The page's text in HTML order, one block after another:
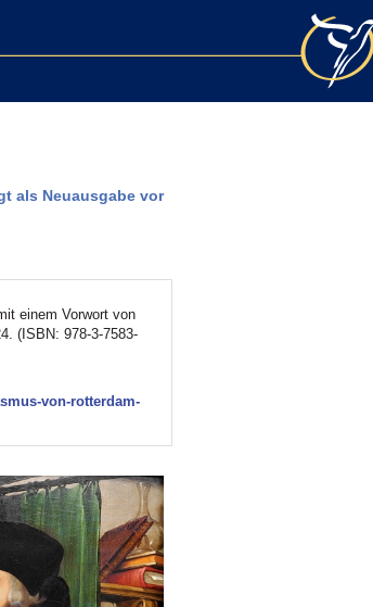
als Neuausgabe vor
einem Vorwort von
(ISBN: 978-3-7583-
von-rotterdam-